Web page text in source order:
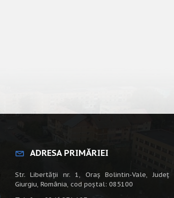
ADRESA PRIMĂRIEI
Str. Libertății nr. 1, Oraș Bolintin-Vale, Județ
Giurgiu, România, cod poștal: 085100